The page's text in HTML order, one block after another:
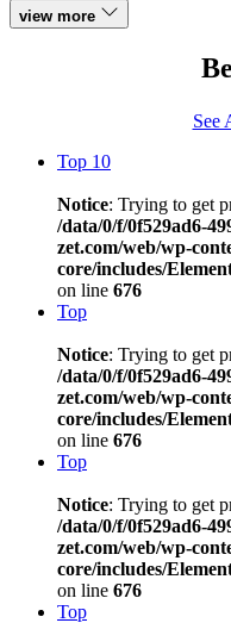
view more
See
Top 10
Notice: Trying to get
/data/0/f/0f529ad6-
zet.com/web/wp-
core/includes/
on line 676
Top
Notice: Trying to get
/data/0/f/0f529ad6-
zet.com/web/wp-
core/includes/
on line 676
Top
Notice: Trying to get
/data/0/f/0f529ad6-
zet.com/web/wp-
core/includes/
on line 676
Top